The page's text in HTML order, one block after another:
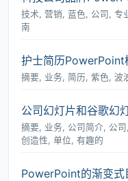
技术, 营销, 蓝色, 公司, 专
南
护士简历PowerPoint
摘要, 业务, 简历, 紫色, 波
公司幻灯片和谷歌幻
摘要, 业务, 公司简介, 公
创造性, 单位, 有趣的
PowerPoint的渐变式